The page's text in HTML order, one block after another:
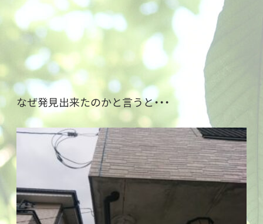
なぜ発見出来たのかと言うと・・・